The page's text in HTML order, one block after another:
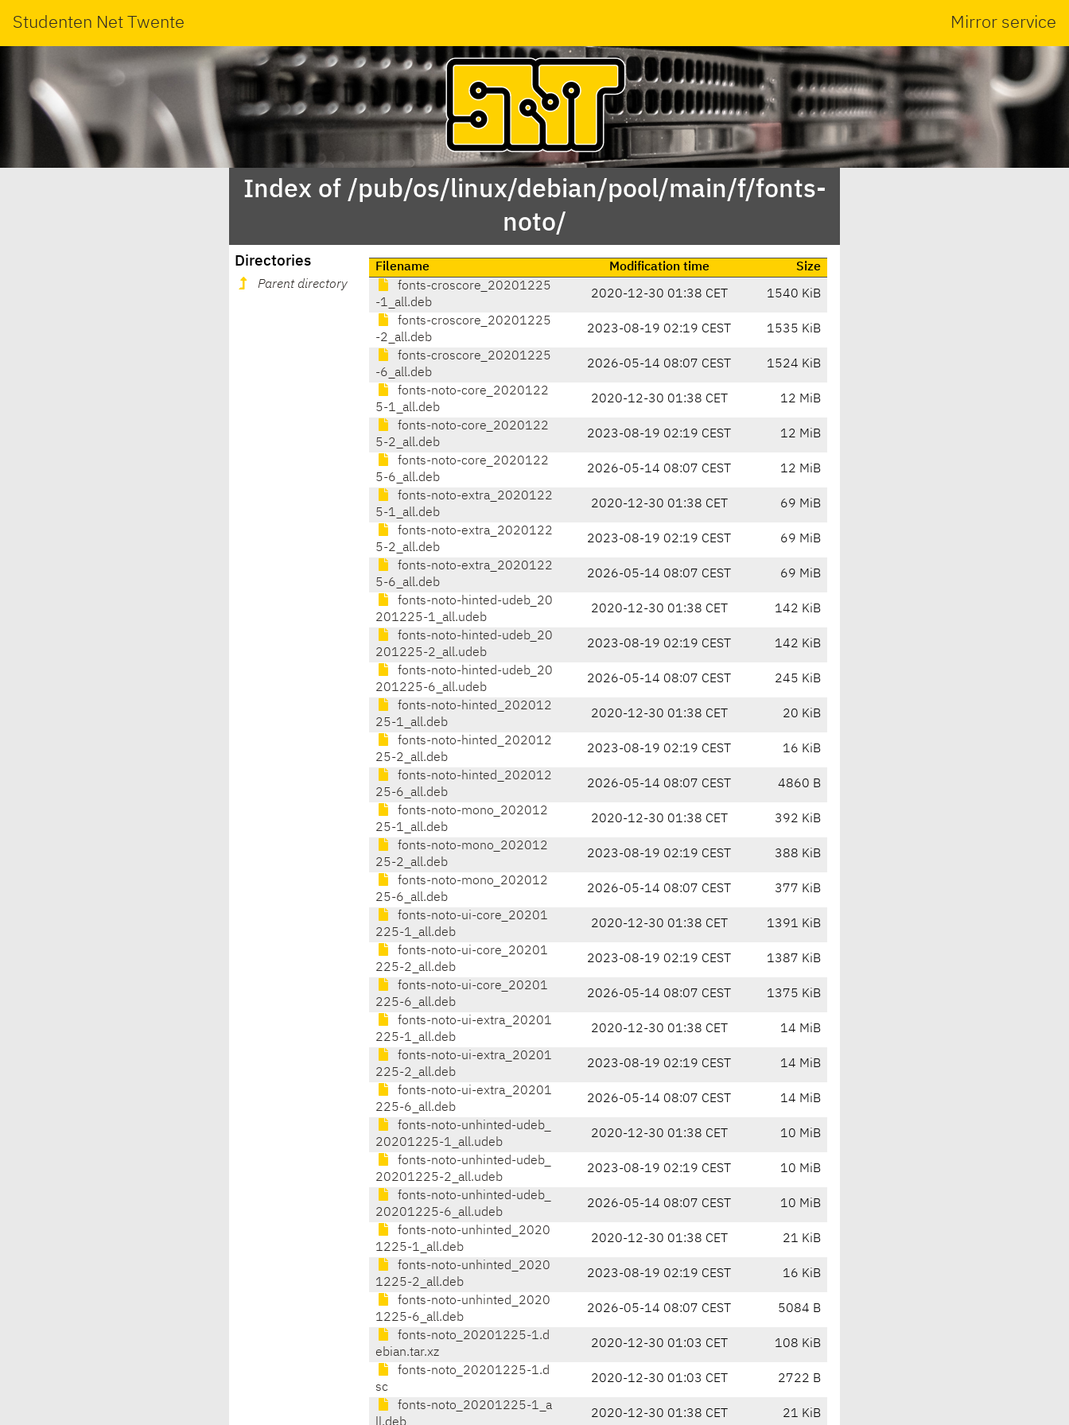
Studenten Net Twente Mirror service
Index of /pub/os/linux/debian/pool/main/f/fonts-
noto/
Directories
Parent directory
Filename Modification time
Size
fonts-croscore_20201225
-1_all.deb
2020-12-30 01:38 CET 1540 KiB
fonts-croscore_20201225
-2_all.deb
2023-08-19 02:19 CEST 1535 KiB
fonts-croscore_20201225
-6_all.deb
2026-05-14 08:07 CEST 1524 KiB
fonts-noto-core_2020122
5-1_all.deb
2020-12-30 01:38 CET 12 MiB
fonts-noto-core_2020122
5-2_all.deb
2023-08-19 02:19 CEST 12 MiB
fonts-noto-core_2020122
5-6_all.deb
2026-05-14 08:07 CEST 12 MiB
fonts-noto-extra_2020122
5-1_all.deb
2020-12-30 01:38 CET 69 MiB
fonts-noto-extra_2020122
5-2_all.deb
2023-08-19 02:19 CEST 69 MiB
fonts-noto-extra_2020122
5-6_all.deb
2026-05-14 08:07 CEST 69 MiB
fonts-noto-hinted-udeb_20
201225-1_all.udeb
2020-12-30 01:38 CET 142 KiB
fonts-noto-hinted-udeb_20
201225-2_all.udeb
2023-08-19 02:19 CEST 142 KiB
fonts-noto-hinted-udeb_20
201225-6_all.udeb
2026-05-14 08:07 CEST 245 KiB
fonts-noto-hinted_202012
25-1_all.deb
2020-12-30 01:38 CET 20 KiB
fonts-noto-hinted_202012
25-2_all.deb
2023-08-19 02:19 CEST 16 KiB
fonts-noto-hinted_202012
25-6_all.deb
2026-05-14 08:07 CEST 4860 B
fonts-noto-mono_202012
25-1_all.deb
2020-12-30 01:38 CET 392 KiB
fonts-noto-mono_202012
25-2_all.deb
2023-08-19 02:19 CEST 388 KiB
fonts-noto-mono_202012
25-6_all.deb
2026-05-14 08:07 CEST 377 KiB
fonts-noto-ui-core_20201
225-1_all.deb
2020-12-30 01:38 CET 1391 KiB
fonts-noto-ui-core_20201
225-2_all.deb
2023-08-19 02:19 CEST 1387 KiB
fonts-noto-ui-core_20201
225-6_all.deb
2026-05-14 08:07 CEST 1375 KiB
fonts-noto-ui-extra_20201
225-1_all.deb
2020-12-30 01:38 CET 14 MiB
fonts-noto-ui-extra_20201
225-2_all.deb
2023-08-19 02:19 CEST 14 MiB
fonts-noto-ui-extra_20201
225-6_all.deb
2026-05-14 08:07 CEST 14 MiB
fonts-noto-unhinted-udeb_
20201225-1_all.udeb
2020-12-30 01:38 CET 10 MiB
fonts-noto-unhinted-udeb_
20201225-2_all.udeb
2023-08-19 02:19 CEST 10 MiB
fonts-noto-unhinted-udeb_
20201225-6_all.udeb
2026-05-14 08:07 CEST 10 MiB
fonts-noto-unhinted_2020
1225-1_all.deb
2020-12-30 01:38 CET 21 KiB
fonts-noto-unhinted_2020
1225-2_all.deb
2023-08-19 02:19 CEST 16 KiB
fonts-noto-unhinted_2020
1225-6_all.deb
2026-05-14 08:07 CEST 5084 B
fonts-noto_20201225-1.d
ebian.tar.xz
2020-12-30 01:03 CET 108 KiB
fonts-noto_20201225-1.d
sc
2020-12-30 01:03 CET 2722 B
fonts-noto_20201225-1_a
2020-12-30 01:38 CET 21 KiB